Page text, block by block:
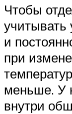
Чтобы
учитывать
и
при
меньше. У
внутри